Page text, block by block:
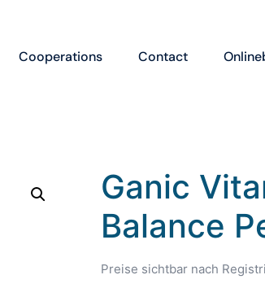
Cooperations Contact
Ganic
Balance
Preise sichtbar nach